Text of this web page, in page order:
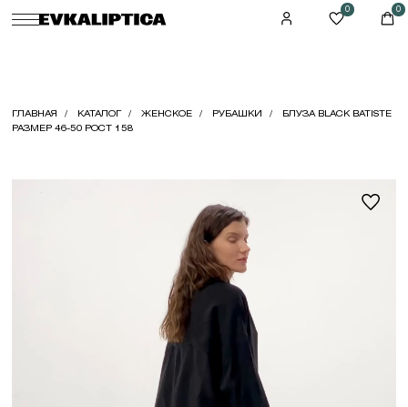
0 0
ГЛАВНАЯ КАТАЛОГ ЖЕНСКОЕ РУБАШКИ
БЛУЗА BLACK BATISTE
РАЗМЕР 46-50 РОСТ 158